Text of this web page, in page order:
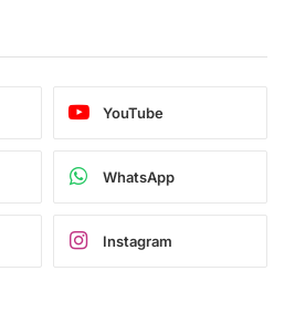
YouTube
WhatsApp
Instagram